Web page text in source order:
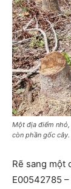
Một địa điểm
còn phần gốc
Rẽ sang một
E00542785